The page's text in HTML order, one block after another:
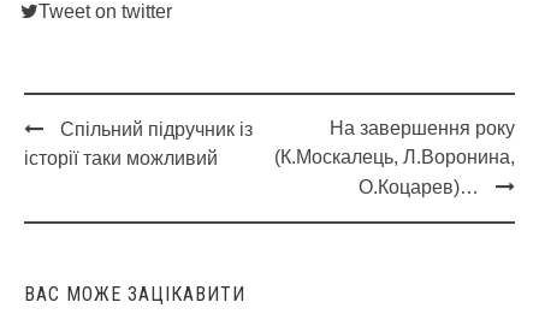
Tweet on twitter
Post
Спільний підручник із
історії таки можливий
На завершення року
(К.Москалець, Л.Воронина,
О.Коцарев)…
ВАС МОЖЕ ЗАЦІКАВИТИ